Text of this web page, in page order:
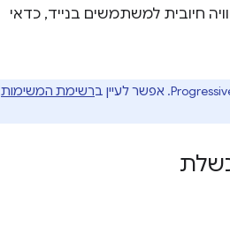
חיובית למשתמשים בנייד, כדאי
רשימת המשימות